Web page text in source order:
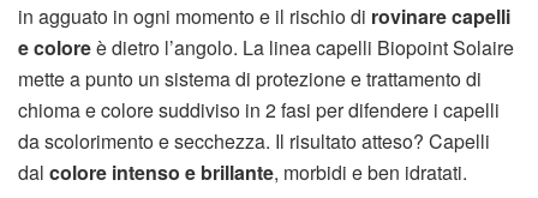
in agguato in ogni momento e il rischio di rovinarecapelli
e coloreè dietro l’angolo. La linea capelli Biopoint Solaire
mette a punto un sistema di protezione e trattamento di
chioma e colore suddiviso in 2 fasi per difendere i capelli
da scolorimento e secchezza. Il risultato atteso? Capelli
dal colore intenso e brillante, morbidi e ben idratati.